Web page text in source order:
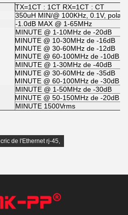
TX=1CT : 1CT RX=1CT : CT
350uH MIN/@ 100KHz, 0.1V,
-1.0dB MAX @ 1-65MHz
MINUTE @ 1-10MHz de -20dB
MINUTE @ 10-30MHz de -16dB
MINUTE @ 30-60MHz de -12dB
MINUTE @ 60-100MHz de -10dB
MINUTE @ 1-30MHz de -40dB
MINUTE @ 30-60MHz de -35dB
MINUTE @ 60-100MHz de -30dB
MINUTE @ 1-50MHz de -30dB
MINUTE @ 50-150MHz de -20dB
MINUTE 1500Vrms
cric de l'Ethernet rj-45,